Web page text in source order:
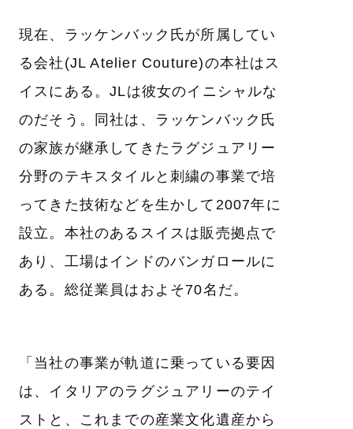
現在、ラッケンバック氏が所属してい
る会社(JL Atelier Couture)の本社はス
イスにある。JLは彼女のイニシャルな
のだそう。同社は、ラッケンバック氏
の家族が継承してきたラグジュアリー
分野のテキスタイルと刺繍の事業で培
ってきた技術などを生かして2007年に
設立。本社のあるスイスは販売拠点で
あり、工場はインドのバンガロールに
ある。総従業員はおよそ70名だ。
「当社の事業が軌道に乗っている要因
は、イタリアのラグジュアリーのテイ
ストと、これまでの産業文化遺産から